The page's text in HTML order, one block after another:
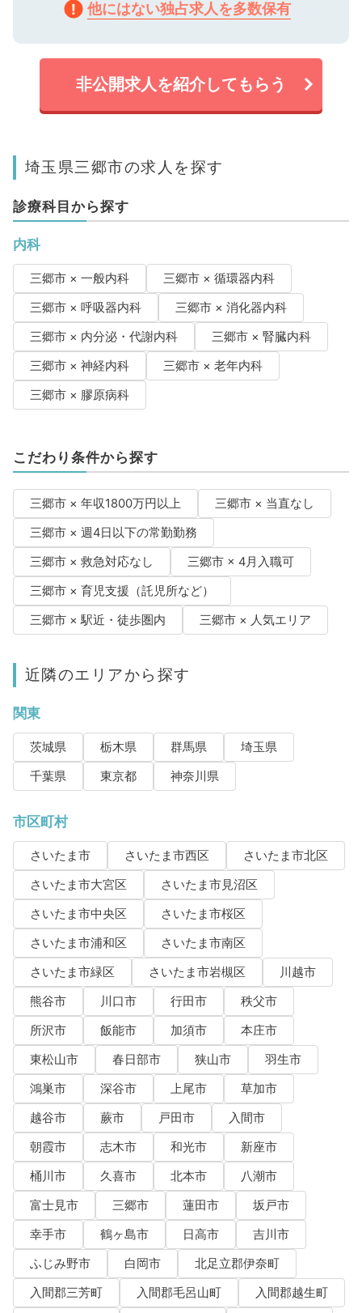
他にはない独占求人を多数保有
非公開求人を紹介してもらう
埼玉県三郷市の求人を探す
診療科目から探す
内科
三郷市 × 一般内科
三郷市 × 循環器内科
三郷市 × 呼吸器内科
三郷市 × 消化器内科
三郷市 × 内分泌・代謝内科
三郷市 × 腎臓内科
三郷市 × 神経内科
三郷市 × 老年内科
三郷市 × 膠原病科
こだわり条件から探す
三郷市 × 年収1800万円以上
三郷市 × 当直なし
三郷市 × 週4日以下の常勤勤務
三郷市 × 救急対応なし
三郷市 × 4月入職可
三郷市 × 育児支援（託児所など）
三郷市 × 駅近・徒歩圏内
三郷市 × 人気エリア
近隣のエリアから探す
関東
茨城県 栃木県 群馬県
埼玉県
千葉県
東京都 神奈川県
市区町村
さいたま市 さいたま市西区
さいたま市北区
さいたま市大宮区
さいたま市見沼区
さいたま市中央区
さいたま市桜区
さいたま市浦和区
さいたま市南区
さいたま市緑区
さいたま市岩槻区
川越市
熊谷市
川口市 行田市
秩父市
所沢市
飯能市 加須市
本庄市
東松山市
春日部市 狭山市
羽生市
鴻巣市
深谷市 上尾市
草加市
越谷市
蕨市 戸田市
入間市
朝霞市
志木市 和光市
新座市
桶川市
久喜市 北本市
八潮市
富士見市
三郷市 蓮田市
坂戸市
幸手市
鶴ヶ島市 日高市
吉川市
ふじみ野市
白岡市
北足立郡伊奈町
入間郡三芳町
入間郡毛呂山町
入間郡越生町